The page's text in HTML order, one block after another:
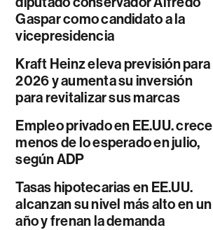
Gaspar como candidato a la
vicepresidencia
Kraft Heinz eleva previsión para
2026 y aumenta su inversión
para revitalizar sus marcas
Empleo privado en EE.UU. crece
menos de lo esperado en julio,
según ADP
Tasas hipotecarias en EE.UU.
alcanzan su nivel más alto en un
año y frenan la demanda